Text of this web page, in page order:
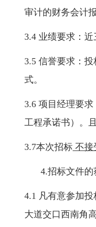
审计的财务会计
3.4 业绩要求：近
3.5 信誉要求：
式。
3.6 项目经理要
工程承诺书）。
3.7本次招标 不接
4.招标文件的
4.1 凡有意参加
大道交口西南角